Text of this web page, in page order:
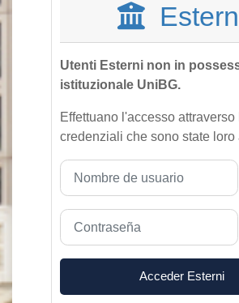
Utenti Esterni non in
istituzionale UniBG.
Effettuano l'accesso attraverso
credenziali che sono state loro
Nombre de usuario
Contraseña
Acceder Esterni